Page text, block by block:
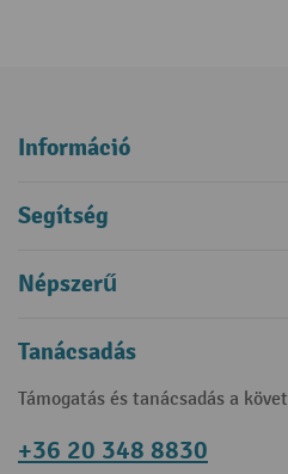
Információ
Segítség
Népszerű
Tanácsadás
Támogatás és tanácsadás a
+36 20 348 8830